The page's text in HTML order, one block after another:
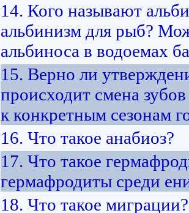
14. Кого называют
альбинизм для рыб?
альбиноса в водоемах
15. Верно ли
происходит смена
к конкретным сезонам
16. Что такое анабиоз?
17. Что такое
гермафродиты среди
18. Что такое